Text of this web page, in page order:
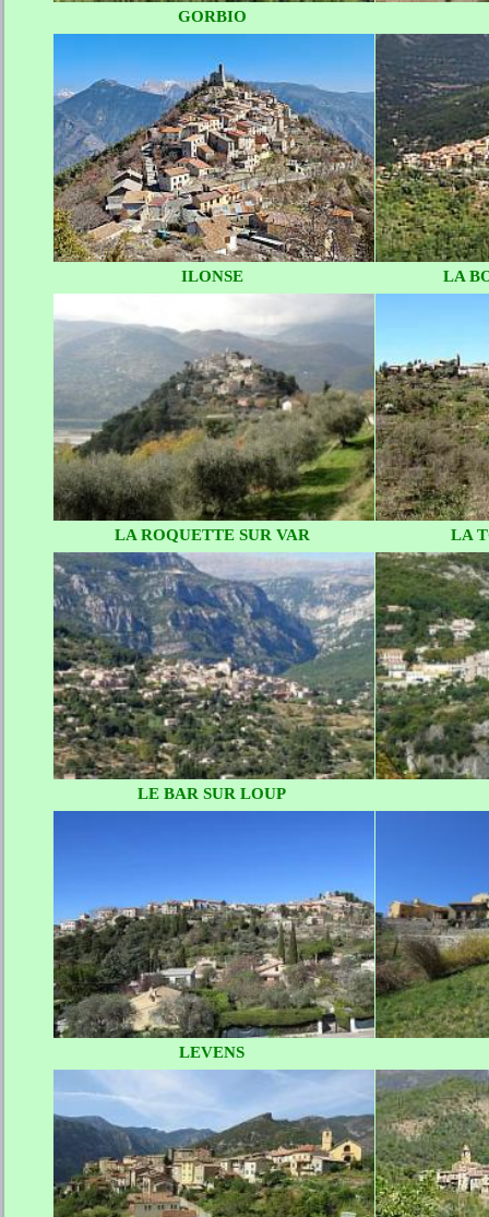
GORBIO
ILONSE LA
LA ROQUETTE SUR VAR LA
LE BAR SUR LOUP
LEVENS